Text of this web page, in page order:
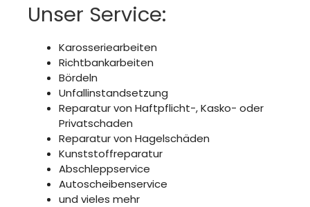
Unser Service:
Karosseriearbeiten
Richtbankarbeiten
Bördeln
Unfallinstandsetzung
Reparatur von Haftpflicht-, Kasko- oder
Privatschaden
Reparatur von Hagelschäden
Kunststoffreparatur
Abschleppservice
Autoscheibenservice
und vieles mehr